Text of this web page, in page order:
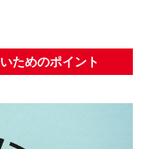
ためのポイント